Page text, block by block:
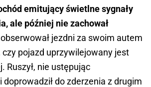
emitujący świetlne sygnały
ale później nie zachował
jezdni za swoim autem
czy pojazd uprzywilejowany jest
Ruszył, nie ustępując
do zderzenia z drugim